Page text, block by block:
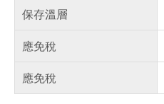
保存溫層
應免稅
應免稅